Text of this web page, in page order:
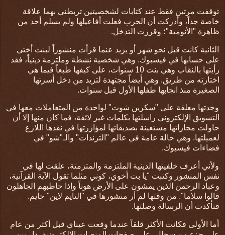
توقفت مرتين فقط عند كتابات لشخصيتين تربطني بهما علاقة
خاصة جداً، وأدركت أن الحرب فعلت أفاعيلها ولم يسلم أحد من
ظاهرة "الأنومية"؛ وقررت التدخل.
الثانية كانت قبل نحو شهر أو يزيد عنما قرأت منشوراً لبنت أختي
على حسابها في فيسبوك. وهي شخصية نشطة وملتزمة دينياً، فقد
رأيتها بالنقاب وهي بنت 10 سنوات، على كيفها طبعاً فيما هي
اختارته من طريق. وهي أيضاً مجتهدة لتزيد من دخل أسرتها
الصغيرة منذ انجابها طفلها الأول قبل سنوات.
وجدتها معلقة على "سكرين شوت" لواحدة من المتعاملات معها في
التسويق الإلكتروني راسلتها بكلمات غير لائقة، فما كان منها إلا أن
حاولت مجاراتها مستعينة بصديقاتها لمؤازرتها في نقدها اللازع
لعميلتها. وهي حالة عامة في عالم "الترندات" والـ"شو" في
فضاءات فيسبوك.
ولأني أعرف خلفيتها الدينية الملتزمة والمتزمتة، علقت لها في
نفس المنشور وكتبت "يا بت أخوي، كوني مثلما تقول الآية القرآنية،
وعباد الرحمن الذين يمشون على الأرض هوناً وإذا خاطبهم الجاهلون
قالوا سلاما". من وقتها لم أر منشورها في "التايم لاين" حايم.
فتأكدت أن الرسالة وصلتها.
أما الأولى فكانت الأكثر قلقاً عندما وقعت عيناي قبل أكثر من عام